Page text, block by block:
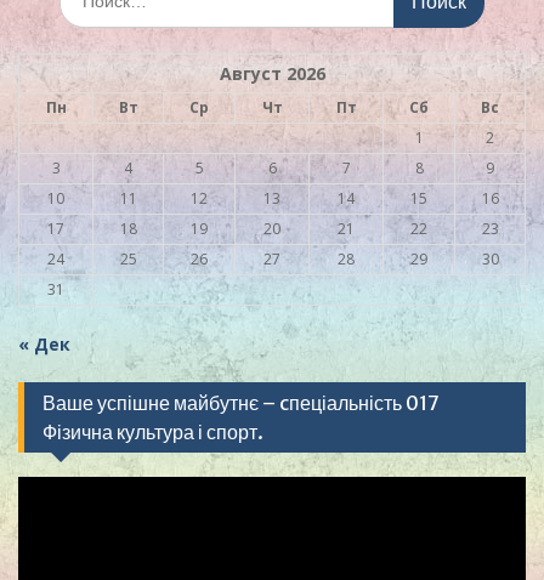
Август 2026
Пн Вт Ср Чт Пт Сб
Вс
1
2
3
4 5 6 7 8
9
10
11 12 13 14 15
16
17
18 19 20 21 22
23
24
25 26 27 28 29
30
31
« Дек
Ваше успішне майбутнє – cпеціальність 017
Фізична культура і спорт.